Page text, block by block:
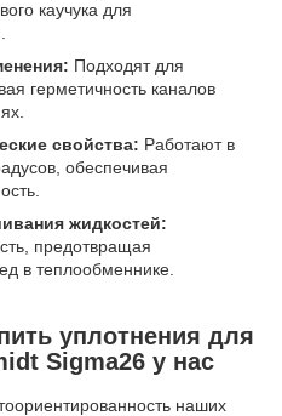
каучука для
Подходят для
герметичность каналов
свойства: Работают в
обеспечивая
жидкостей:
предотвращая
в теплообменнике.
уплотнения для
Sigma26 у нас
наших